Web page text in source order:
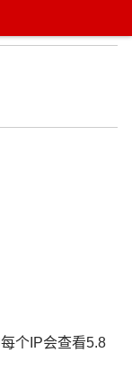
个IP会查看5.8